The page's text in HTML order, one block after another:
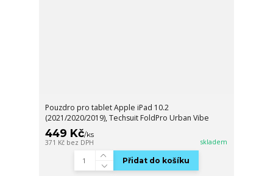
Pouzdro pro tablet Apple iPad 10.2
(2021/2020/2019), Techsuit FoldPro Urban Vibe
449 Kč/ks
371 Kč bez DPH skladem
Přidat do košíku